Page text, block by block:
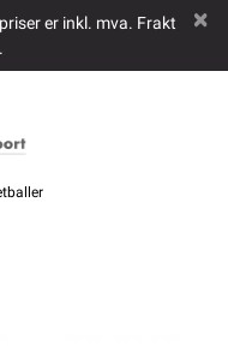
er inkl. mva. Frakt